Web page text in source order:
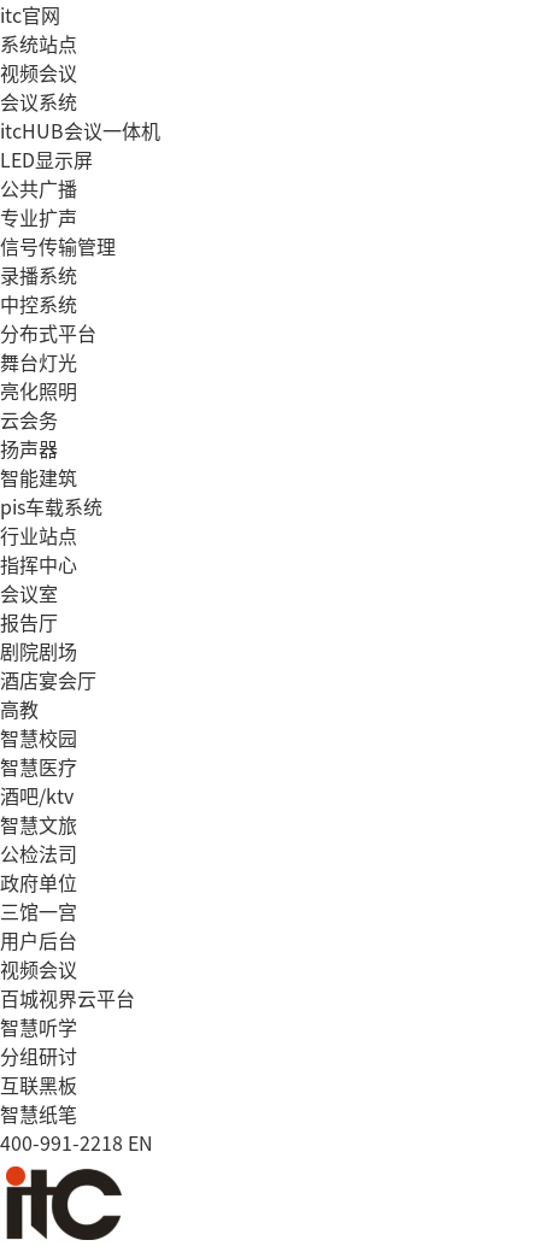
itc官网
系统站点
视频会议
会议系统
itcHUB会议一体机
LED显示屏
公共广播
专业扩声
信号传输管理
录播系统
中控系统
分布式平台
舞台灯光
亮化照明
云会务
扬声器
智能建筑
pis车载系统
行业站点
指挥中心
会议室
报告厅
剧院剧场
酒店宴会厅
高教
智慧校园
智慧医疗
酒吧/ktv
智慧文旅
公检法司
政府单位
三馆一宫
用户后台
视频会议
百城视界云平台
智慧听学
分组研讨
互联黑板
智慧纸笔
400-991-2218 EN